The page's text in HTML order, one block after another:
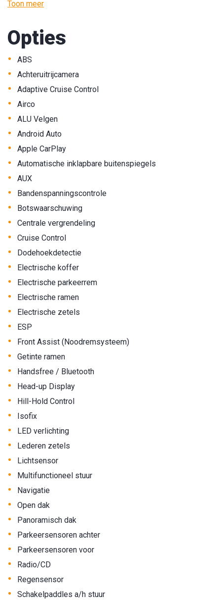
Toon meer
Opties
• ABS
• Achteruitrijcamera
• Adaptive Cruise Control
• Airco
• ALU Velgen
• Android Auto
• Apple CarPlay
• Automatische inklapbare buitenspiegels
• AUX
• Bandenspanningscontrole
• Botswaarschuwing
• Centrale vergrendeling
• Cruise Control
• Dodehoekdetectie
• Electrische koffer
• Electrische parkeerrem
• Electrische ramen
• Electrische zetels
• ESP
• Front Assist (Noodremsysteem)
• Getinte ramen
• Handsfree / Bluetooth
• Head-up Display
• Hill-Hold Control
• Isofix
• LED verlichting
• Lederen zetels
• Lichtsensor
• Multifunctioneel stuur
• Navigatie
• Open dak
• Panoramisch dak
• Parkeersensoren achter
• Parkeersensoren voor
• Radio/CD
• Regensensor
• Schakelpaddles a/h stuur